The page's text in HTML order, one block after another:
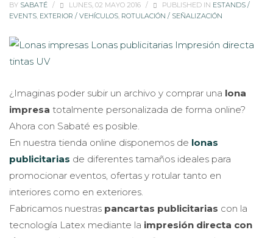
BY SABATÉ / LUNES, 02 MAYO 2016 / PUBLISHED IN ESTANDS /
EVENTS, EXTERIOR / VEHÍCULOS, ROTULACIÓN / SEÑALIZACIÓN
¿Imaginas poder subir un archivo y comprar una lona
impresa totalmente personalizada de forma online?
Ahora con Sabaté es posible.
En nuestra tienda online disponemos de lonas
publicitarias de diferentes tamaños ideales para
promocionar eventos, ofertas y rotular tanto en
interiores como en exteriores.
Fabricamos nuestras pancartas publicitarias con la
tecnología Latex mediante la impresión directa con